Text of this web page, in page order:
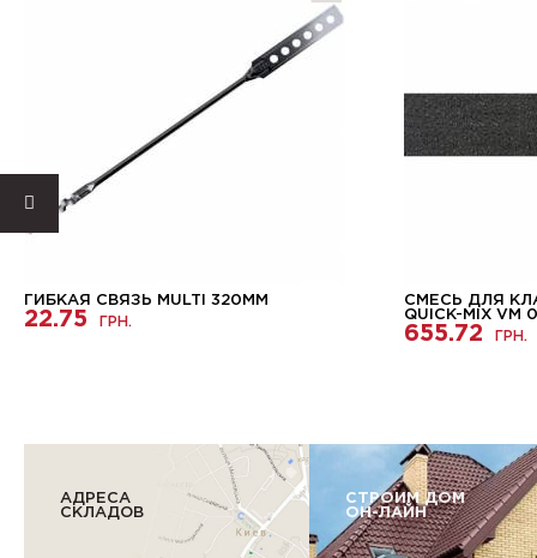
ГИБКАЯ СВЯЗЬ MULTI 320ММ
22.75 ГРН.
СМЕСЬ ДЛЯ
QUICK-MIX VM
655.72 ГРН.
АДРЕСА
СКЛАДОВ
СТРОИМ ДОМ
ОН-ЛАЙН